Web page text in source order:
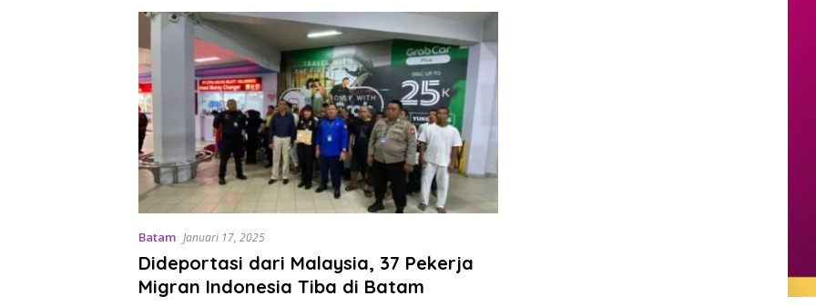
Batam Januari 17, 2025
Dideportasi dari Malaysia, 37 Pekerja
Migran Indonesia Tiba di Batam